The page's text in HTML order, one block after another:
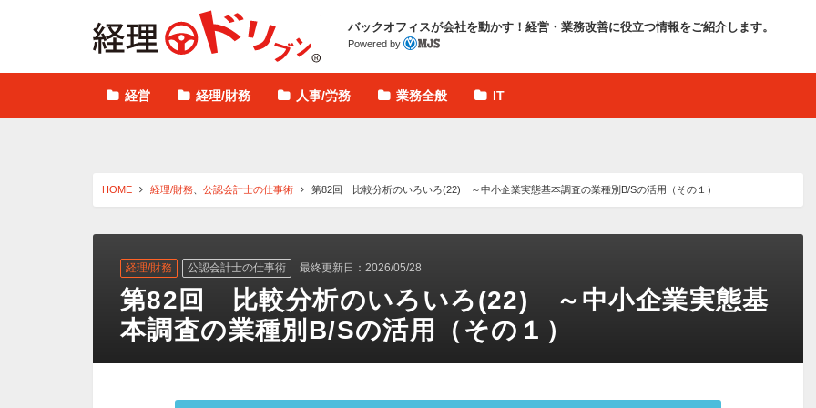
バックオフィスが会社を動かす！ 経営・業務改善に役立つ情報をご紹介します。
Powered by
経営 経理/財務 人事/労務 業務全般 IT
HOME 経理/財務 公認会計士の仕事術 第82回 比較分析のいろいろ(22) ～中小企業実態基本調査の業種別B/Sの活用（その１）
経理/財務 公認会計士の仕事術 最終更新日：2026/05/28
第82回 比較分析のいろいろ(22) ～中小企業実態基
本調査の業種別B/Sの活用（その１）